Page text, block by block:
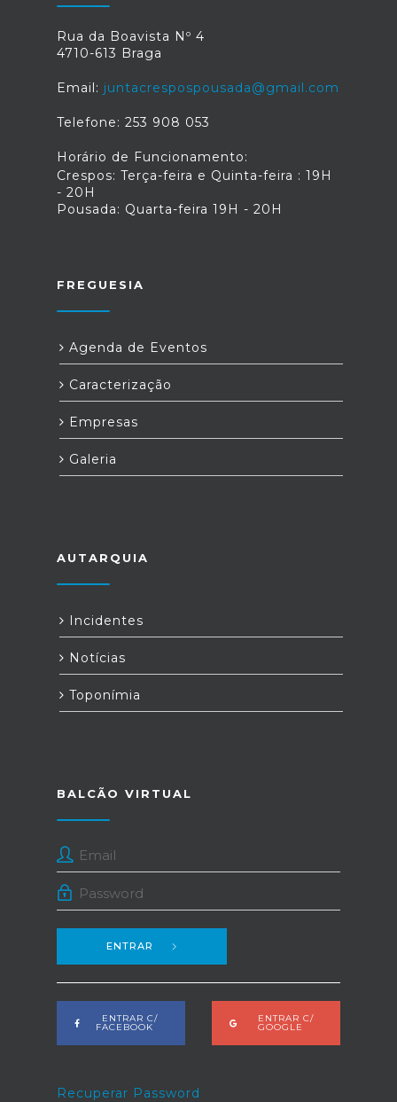
Rua da Boavista Nº 4
4710-613 Braga
Email: juntacrespospousada@gmail.com
Telefone: 253 908 053
Horário de Funcionamento:
Crespos: Terça-feira e Quinta-feira : 19H
- 20H
Pousada: Quarta-feira 19H - 20H
FREGUESIA
Agenda de Eventos
Caracterização
Empresas
Galeria
AUTARQUIA
Incidentes
Notícias
Toponímia
BALCÃO VIRTUAL
ENTRAR
ENTRAR C/
FACEBOOK
ENTRAR C/
GOOGLE
Recuperar Password